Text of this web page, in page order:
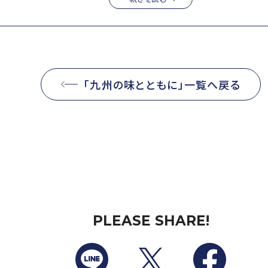
「九州の味とともに」一覧へ戻る
PLEASE SHARE!